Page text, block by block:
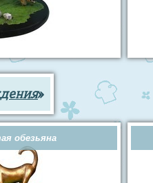
»
обезьяна